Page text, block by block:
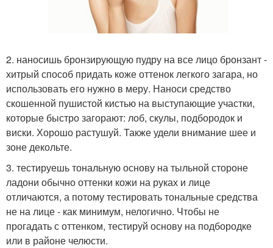
2. наносишь бронзирующую пудру на все лицо бронзант -
хитрый способ придать коже оттенок легкого загара, но
использовать его нужно в меру. Наноси средство
скошенной пушистой кистью на выступающие участки,
которые быстро загорают: лоб, скулы, подбородок и
виски. Хорошо растушуй. Также удели внимание шее и
зоне декольте.
3. тестируешь тональную основу на тыльной стороне
ладони обычно оттенки кожи на руках и лице
отличаются, а потому тестировать тональные средства
не на лице - как минимум, нелогично. Чтобы не
прогадать с оттенком, тестируй основу на подбородке
или в районе челюсти.